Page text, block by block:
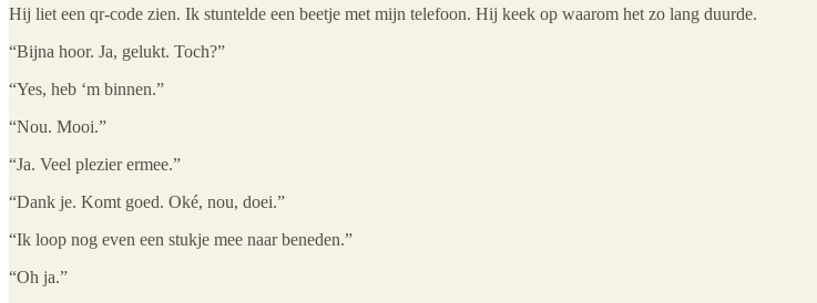
Hij liet een qr-code zien. Ik stuntelde een beetje met mijn telefoon. Hij keek op waarom het zo lang duurde.
“Bijna hoor. Ja, gelukt. Toch?”
“Yes, heb ‘m binnen.”
“Nou. Mooi.”
“Ja. Veel plezier ermee.”
“Dank je. Komt goed. Oké, nou, doei.”
“Ik loop nog even een stukje mee naar beneden.”
“Oh ja.”